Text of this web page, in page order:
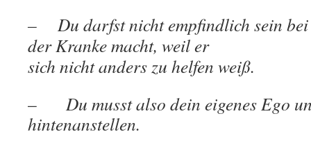
– Du darfst nicht empfindlich sein bei
der Kranke macht, weil er
sich nicht anders zu helfen weiß.
– Du musst also dein eigenes Ego
hintenanstellen.